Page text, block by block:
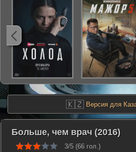
🇰🇿 Версия для
Больше, чем врач (2016)
3/5 (66 гол.)